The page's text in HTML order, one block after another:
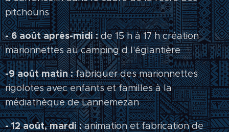
pitchouns
- 6 août après-midi :de 15 h à 17 h création
marionnettes au camping d l'églantière
-9 août matin :fabriquer des marionnettes
rigolotes avec enfants et familles à la
médiathèque de Lannemezan
- 12 août, mardi :animation et fabrication de